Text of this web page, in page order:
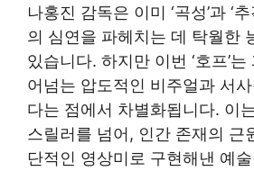
나홍진 감독은 이미 ‘곡성’과 ‘
의 심연을 파헤치는 데 탁월한
있습니다. 하지만 이번 ‘호프’
어넘는 압도적인 비주얼과 서
다는 점에서 차별화됩니다. 이
스릴러를 넘어, 인간 존재의 근
단적인 영상미로 구현해낸 예